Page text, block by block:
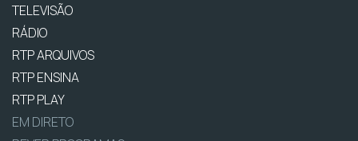
TELEVISÃO
RÁDIO
RTP ARQUIVOS
RTP ENSINA
RTP PLAY
EM DIRETO